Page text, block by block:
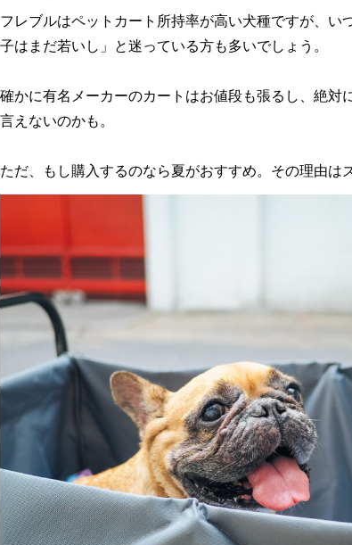
フレブルはペットカート所持率が高い犬種ですが、い
子はまだ若いし」と迷っている方も多いでしょう。
確かに有名メーカーのカートはお値段も張るし、絶対
言えないのかも。
ただ、もし購入するのなら夏がおすすめ。その理由は